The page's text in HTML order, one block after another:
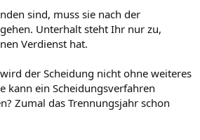
sind, muss sie nach der
Unterhalt steht Ihr nur zu,
Verdienst hat.
der Scheidung nicht ohne weiteres
kann ein Scheidungsverfahren
Zumal das Trennungsjahr schon